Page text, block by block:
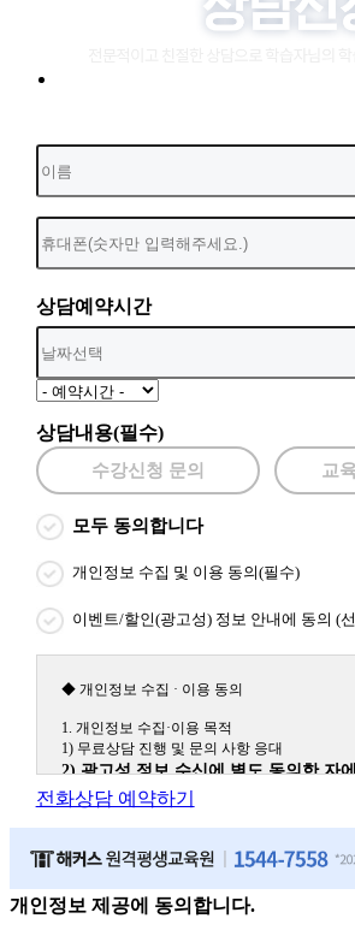
상담예약시간
상담내용(필수)
수강신청 문의 교
모두 동의합니다
개인정보 수집 및 이용 동의(필수)
이벤트/할인(광고성) 정보 안내에 동의 (
◆ 개인정보 수집 · 이용 동의
1. 개인정보 수집·이용 목적
1) 무료상담 진행 및 문의 사항 응대
2) 광고성 정보 수신에 별도 동의한 자
원격평생교육원을 비롯한 해커스 교육
(해커스교육그룹: 해커스인강, 해커스프랩, 해
원, 해커스경찰, 해커스소방, 해커스공인중개
전화상담 예약하기
개인정보 제공에 동의합니다.